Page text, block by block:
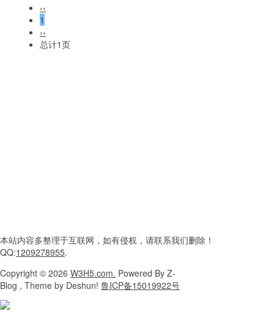
‹‹
1
››
总计1页
本站内容多整理于互联网， 如有侵权，请联系我们删除！
QQ:1209278955.
Copyright © 2026 W3H5.com. Powered By Z-
Blog , Theme by Deshun! 鲁ICP备15019922号